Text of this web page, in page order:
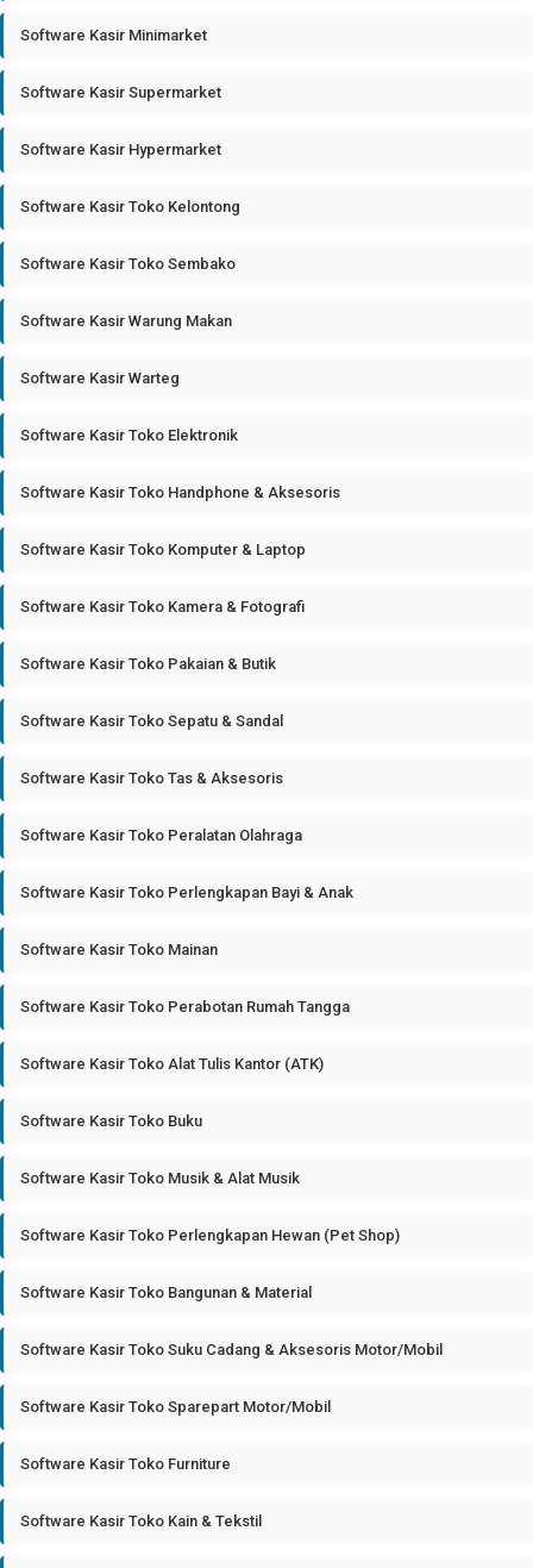
Software Kasir Minimarket
Software Kasir Supermarket
Software Kasir Hypermarket
Software Kasir Toko Kelontong
Software Kasir Toko Sembako
Software Kasir Warung Makan
Software Kasir Warteg
Software Kasir Toko Elektronik
Software Kasir Toko Handphone & Aksesoris
Software Kasir Toko Komputer & Laptop
Software Kasir Toko Kamera & Fotografi
Software Kasir Toko Pakaian & Butik
Software Kasir Toko Sepatu & Sandal
Software Kasir Toko Tas & Aksesoris
Software Kasir Toko Peralatan Olahraga
Software Kasir Toko Perlengkapan Bayi & Anak
Software Kasir Toko Mainan
Software Kasir Toko Perabotan Rumah Tangga
Software Kasir Toko Alat Tulis Kantor (ATK)
Software Kasir Toko Buku
Software Kasir Toko Musik & Alat Musik
Software Kasir Toko Perlengkapan Hewan (Pet Shop)
Software Kasir Toko Bangunan & Material
Software Kasir Toko Suku Cadang & Aksesoris Motor/Mobil
Software Kasir Toko Sparepart Motor/Mobil
Software Kasir Toko Furniture
Software Kasir Toko Kain & Tekstil